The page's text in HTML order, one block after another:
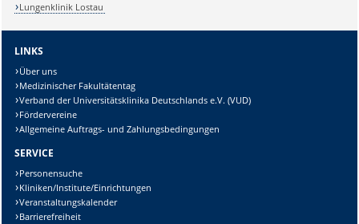
Lungenklinik Lostau
LINKS
Über uns
Medizinischer Fakultätentag
Verband der Universitätsklinika Deutschlands e.V. (VUD)
Fördervereine
Allgemeine Auftrags- und Zahlungsbedingungen
SERVICE
Personensuche
Kliniken/Institute/Einrichtungen
Veranstaltungskalender
Barrierefreiheit